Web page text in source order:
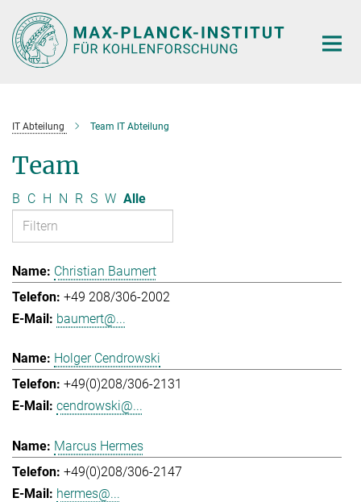
Hauptinhalt
IT Abteilung Team IT Abteilung
Team
B C H N R S W Alle
Christian Baumert
+49 208/306-2002
baumert@...
Holger Cendrowski
+49(0)208/306-2131
cendrowski@...
Marcus Hermes
+49(0)208/306-2147
hermes@...